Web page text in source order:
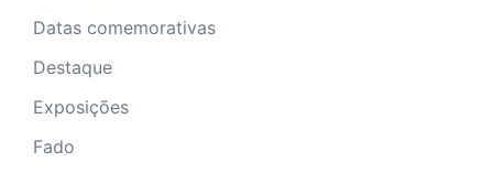
Datas comemorativas
Destaque
Exposições
Fado